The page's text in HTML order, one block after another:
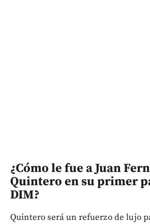
¿Cómo le fue a Juan
Quintero en su primer
DIM?
Quintero será un refuerzo de lujo